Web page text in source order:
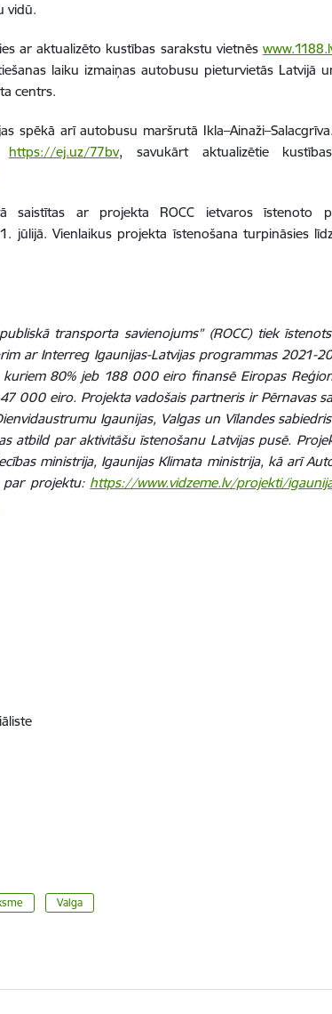
vidū.
ar aktualizēto kustības sarakstu vietnēs
laiku izmaiņas autobusu pieturvietās Latvijā
centrs.
spēkā arī autobusu maršrutā
https://ej.uz/77bv, savukārt aktualizētie
saistītas ar projekta ROCC ietvaros īstenoto
jūlijā. Vienlaikus projekta īstenošana turpināsies
transporta savienojums” (ROCC) tiek
ar Interreg Igaunijas-Latvijas programmas 2021-
80% jeb 188 000 eiro finansē Eiropas
000 eiro. Projekta vadošais partneris ir Pērnavas
Igaunijas, Valgas un Vīlandes
atbild par aktivitāšu īstenošanu Latvijas pusē.
ministrija, Igaunijas Klimata ministrija, kā arī
par projektu: https://www.vidzeme.lv/projekti/
Valga